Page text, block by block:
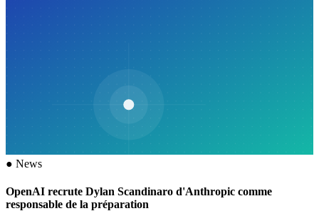
● News
OpenAI recrute Dylan Scandinaro d'Anthropic comme
responsable de la préparation